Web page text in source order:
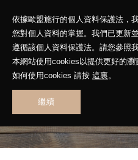
依據歐盟施行的個人資料保護法，
您對個人資料的掌握。我們已更新
遵循該個人資料保護法。請您參照
本網站使用cookies以提供更好的
如何使用cookies 請按 這裏。
繼續